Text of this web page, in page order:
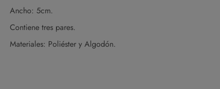
Ancho: 5cm.
Contiene tres pares.
Materiales: Poliéster y Algodón.